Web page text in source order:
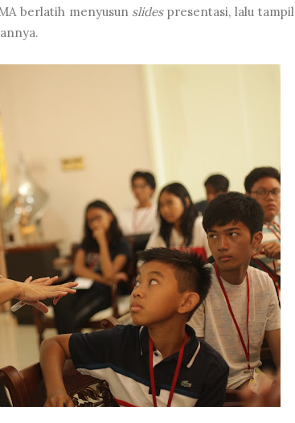
berlatih menyusun slidespresentasi, lalu tampil